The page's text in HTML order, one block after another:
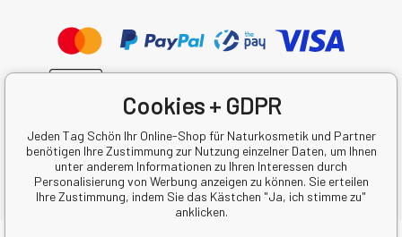
Cookies + GDPR
Jeden Tag Schön Ihr Online-Shop für Naturkosmetik und Partner
benötigen Ihre Zustimmung zur Nutzung einzelner Daten, um Ihnen
unter anderem Informationen zu Ihren Interessen durch
Personalisierung von Werbung anzeigen zu können. Sie erteilen
Ihre Zustimmung, indem Sie das Kästchen "Ja, ich stimme zu"
anklicken.